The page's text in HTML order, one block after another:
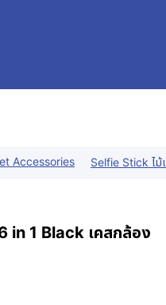
Accessories Selfie Stick ไม้
in 1 Black เคสกล้อง